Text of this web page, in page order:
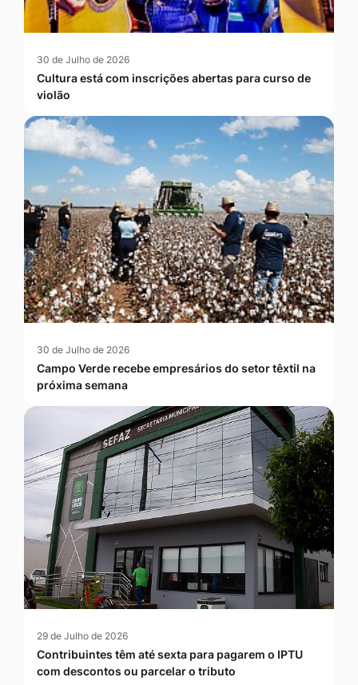
30 de Julho de 2026
Cultura está com inscrições abertas para curso de
violão
30 de Julho de 2026
Campo Verde recebe empresários do setor têxtil na
próxima semana
29 de Julho de 2026
Contribuintes têm até sexta para pagarem o IPTU
com descontos ou parcelar o tributo